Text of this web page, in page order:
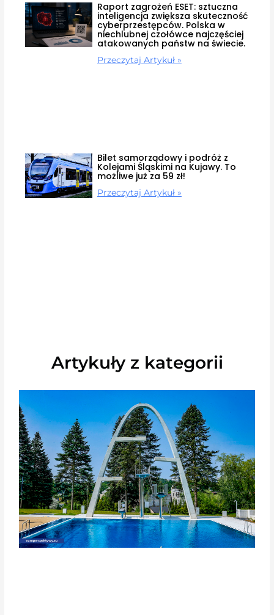
Raport zagrożeń ESET: sztuczna
inteligencja zwiększa skuteczność
cyberprzestępców. Polska w
niechlubnej czołówce najczęściej
atakowanych państw na świecie.
Przeczytaj Artykuł »
Bilet samorządowy i podróż z
Kolejami Śląskimi na Kujawy. To
możliwe już za 59 zł!
Przeczytaj Artykuł »
Artykuły z kategorii